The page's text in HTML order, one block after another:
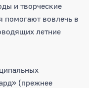
и творческие
помогают вовлечь в
летние
(прежнее